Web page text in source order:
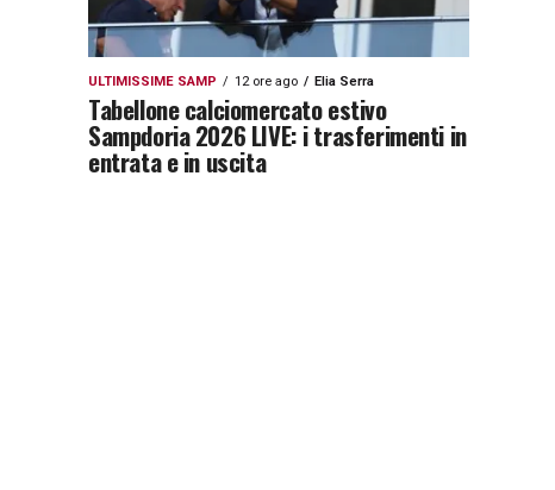
ULTIMISSIME SAMP 12 ore ago Elia Serra
Tabellone calciomercato estivo
Sampdoria 2026 LIVE: i trasferimenti in
entrata e in uscita